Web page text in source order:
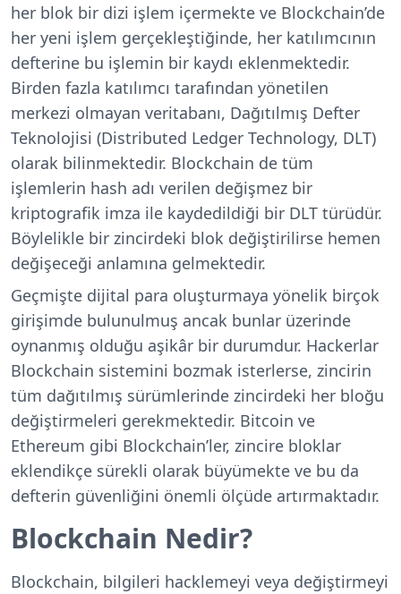
her blok bir dizi işlem içermekte ve Blockchain’de
her yeni işlem gerçekleştiğinde, her katılımcının
defterine bu işlemin bir kaydı eklenmektedir.
Birden fazla katılımcı tarafından yönetilen
merkezi olmayan veritabanı, Dağıtılmış Defter
Teknolojisi (Distributed Ledger Technology, DLT)
olarak bilinmektedir. Blockchain de tüm
işlemlerin hash adı verilen değişmez bir
kriptografik imza ile kaydedildiği bir DLT türüdür.
Böylelikle bir zincirdeki blok değiştirilirse hemen
değişeceği anlamına gelmektedir.
Geçmişte dijital para oluşturmaya yönelik birçok
girişimde bulunulmuş ancak bunlar üzerinde
oynanmış olduğu aşikâr bir durumdur. Hackerlar
Blockchain sistemini bozmak isterlerse, zincirin
tüm dağıtılmış sürümlerinde zincirdeki her bloğu
değiştirmeleri gerekmektedir. Bitcoin ve
Ethereum gibi Blockchain’ler, zincire bloklar
eklendikçe sürekli olarak büyümekte ve bu da
defterin güvenliğini önemli ölçüde artırmaktadır.
Blockchain Nedir?
Blockchain, bilgileri hacklemeyi veya değiştirmeyi